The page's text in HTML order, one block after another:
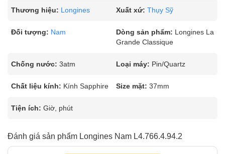
Thương hiệu: Longines Xuất xứ: Thụy Sỹ
Đối tượng: Nam Dòng sản phẩm: Longines La
Grande Classique
Chống nước: 3atm Loại máy: Pin/Quartz
Chất liệu kính: Kính Sapphire Size mặt: 37mm
Tiện ích: Giờ, phút
Đánh giá sản phẩm Longines Nam L4.766.4.94.2